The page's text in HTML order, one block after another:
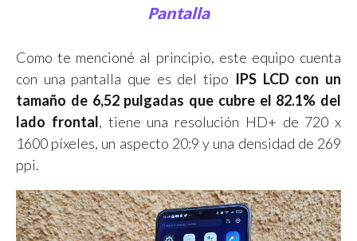
Pantalla
Como te mencioné al principio, este equipo cuenta
con una pantalla que es del tipo IPS LCD con un
tamaño de 6,52 pulgadas que cubre el 82.1% del
lado frontal, tiene una resolución HD+ de 720 x
1600 píxeles, un aspecto 20:9 y una densidad de 269
ppi.